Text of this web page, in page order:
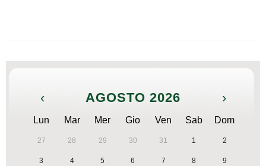
‹ AGOSTO 2026 ›
Lun Mar Mer Gio Ven Sab Dom
27 28 29 30 31 1 2
3 4 5 6 7 8 9